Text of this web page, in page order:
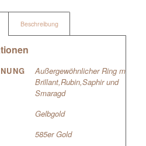
Beschreibung
Außergewöhnlicher Ring mit
Brillant,Rubin,Saphir und
Smaragd
Gelbgold
585er Gold